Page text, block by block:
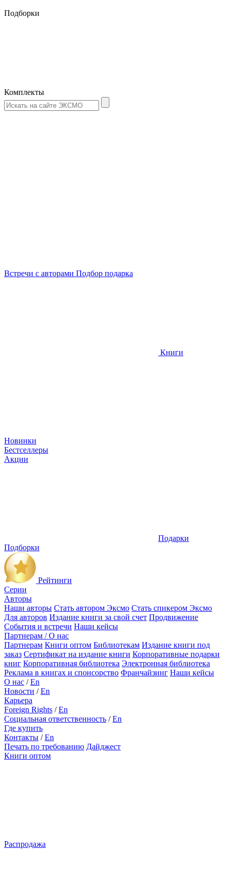
Подборки
Комплекты
Встречи с авторами Подбор подарка
Книги
Новинки
Бестселлеры
Акции
Подарки
Подборки
Рейтинги
Серии
Авторы
Наши авторы Стать автором Эксмо Стать спикером Эксмо
Для авторов Издание книги за свой счет Продвижение
События и встречи Наши кейсы
Партнерам / О нас
Партнерам Книги оптом Библиотекам Издание книги под
заказ Сертификат на издание книги Корпоративные подарки
книг Корпоративная библиотека Электронная библиотека
Реклама в книгах и спонсорство Франчайзинг Наши кейсы
О нас /En
Новости /En
Карьера
Foreign Rights /En
Социальная ответственность /En
Где купить
Контакты /En
Печать по требованию Дайджест
Книги оптом
Распродажа